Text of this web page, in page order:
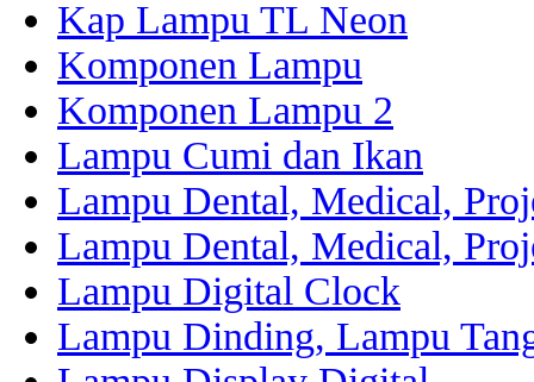
Kap Lampu TL Neon
Komponen Lampu
Komponen Lampu 2
Lampu Cumi dan Ikan
Lampu Dental, Medical,
Lampu Dental, Medical,
Lampu Digital Clock
Lampu Dinding, Lampu